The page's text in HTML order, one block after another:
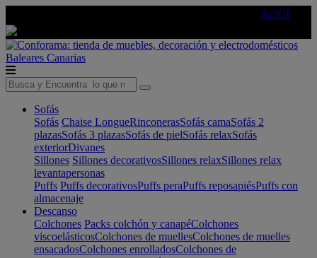
AQUÍ
Baleares Canarias
Sofás
Sofás Chaise LongueRinconerasSofás camaSofás 2
plazasSofás 3 plazasSofás de pielSofás relaxSofás
exteriorDivanes
Sillones Sillones decorativosSillones relaxSillones relax
levantapersonas
Puffs Puffs decorativosPuffs peraPuffs reposapiésPuffs con
almacenaje
Descanso
Colchones Packs colchón y canapéColchones
viscoelásticosColchones de muellesColchones de muelles
ensacadosColchones enrolladosColchones de